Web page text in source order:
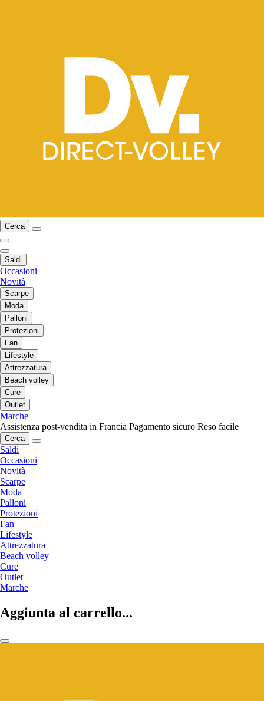
Cerca
Saldi
Occasioni
Novità
Scarpe
Moda
Palloni
Protezioni
Fan
Lifestyle
Attrezzatura
Beach volley
Cure
Outlet
Marche
Assistenza post-vendita in Francia Pagamento sicuro Reso facile
Cerca
Saldi
Occasioni
Novità
Scarpe
Moda
Palloni
Protezioni
Fan
Lifestyle
Attrezzatura
Beach volley
Cure
Outlet
Marche
Aggiunta al carrello...